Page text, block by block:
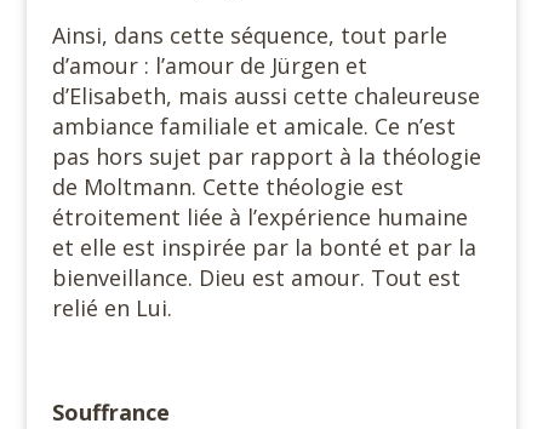
Ainsi, dans cette séquence, tout parle
d’amour : l’amour de Jürgen et
d’Elisabeth, mais aussi cette chaleureuse
ambiance familiale et amicale. Ce n’est
pas hors sujet par rapport à la théologie
de Moltmann. Cette théologie est
étroitement liée à l’expérience humaine
et elle est inspirée par la bonté et par la
bienveillance. Dieu est amour. Tout est
relié en Lui.
Souffrance